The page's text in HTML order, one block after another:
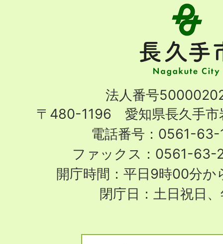
手
市
City
法人番号
〒480-1196 愛知県長久手市
電話番号：0561-63-
ファックス：0561-63-
開庁時間：平日9時00分
閉庁日：土日祝日